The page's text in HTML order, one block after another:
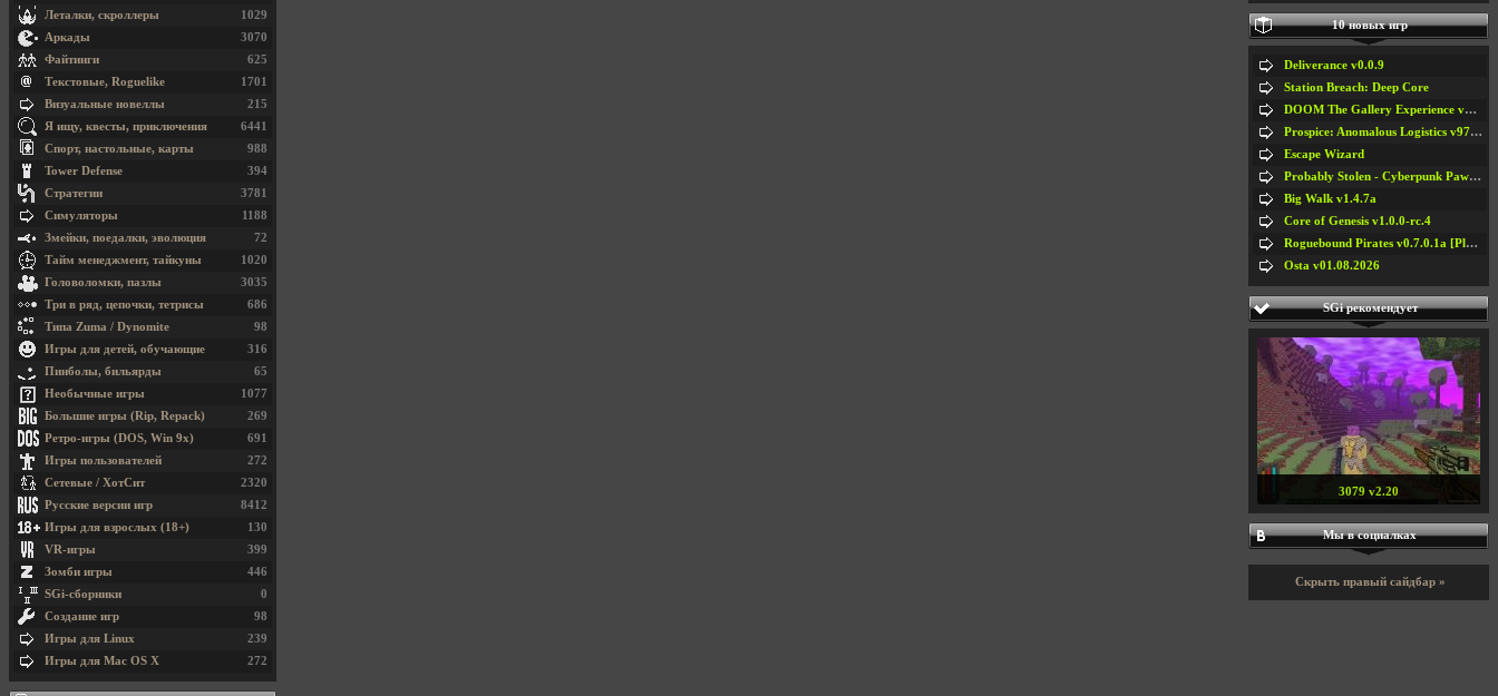
1029
Леталки, скроллеры
3070
Аркады
625
Файтинги
1701
Текстовые, Roguelike
215
Визуальные новеллы
6441
Я ищу, квесты, приключения
988
Спорт, настольные, карты
394
Tower Defense
3781
Стратегии
1188
Симуляторы
72
Змейки, поедалки, эволюция
1020
Тайм менеджмент, тайкуны
3035
Головоломки, пазлы
686
Три в ряд, цепочки, тетрисы
98
Типа Zuma / Dynomite
316
Игры для детей, обучающие
65
Пинболы, бильярды
1077
Необычные игры
269
Большие игры (Rip, Repack)
691
Ретро-игры (DOS, Win 9x)
272
Игры пользователей
2320
Сетевые / ХотСит
8412
Русские версии игр
130
Игры для взрослых (18+)
399
VR-игры
446
Зомби игры
0
SGi-сборники
98
Создание игр
239
Игры для Linux
272
Игры для Mac OS X
10 новых игр
Deliverance v0.0.9
Station Breach: Deep Core
DOOM The Gallery Experience v1.4.2
Prospice: Anomalous Logistics v97 [Playtest]
Escape Wizard
Probably Stolen - Cyberpunk Pawnshop Simulator v048c [Playtest]
Big Walk v1.4.7a
Core of Genesis v1.0.0-rc.4
Roguebound Pirates v0.7.0.1a [Playtest]
Osta v01.08.2026
SGi рекомендует
3079 v2.20
Мы в социалках
Скрыть правый сайдбар »